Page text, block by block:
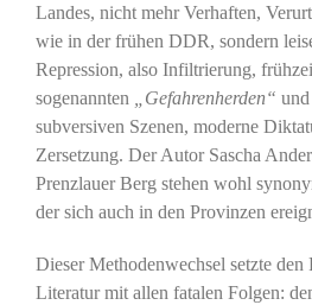
Landes, nicht mehr Verhaften,
wie in der frühen DDR, sondern
Repression, also Infiltrierung,
sogenannten
„Gefahrenherden“
subversiven Szenen, moderne
Zersetzung. Der Autor Sascha
Prenzlauer Berg stehen wohl
der sich auch in den Provinzen
Dieser Methodenwechsel setzte
Literatur mit allen fatalen Folgen: